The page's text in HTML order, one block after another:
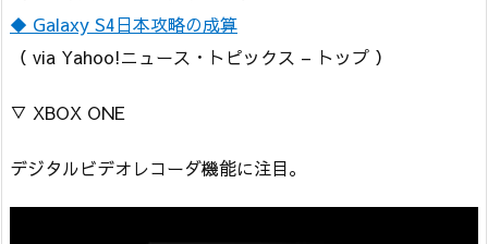
◆ Galaxy S4日本攻略の成算
（ via Yahoo!ニュース・トピックス – トップ ）
▽ XBOX ONE
デジタルビデオレコーダ機能に注目。